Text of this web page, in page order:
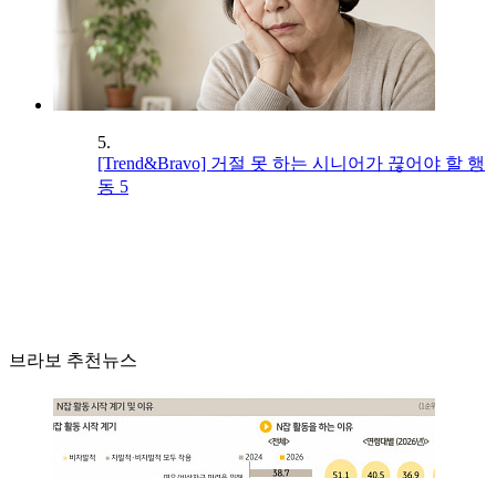
5.
[Trend&Bravo] 거절 못 하는 시니어가 끊어야 할 행
동 5
브라보 추천뉴스